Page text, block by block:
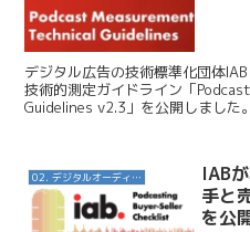
デジタル広告の技術標準化団体
技術的測定ガイドライン「
Guidelines v2.3」を公開しました
02. デジタルオーディオ広告（音声広告）
IAB
手と
を公